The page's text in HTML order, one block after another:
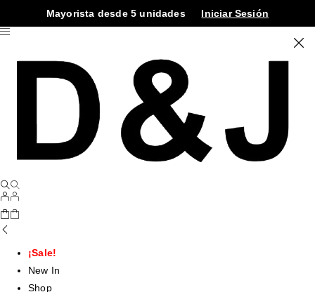
Mayorista desde 5 unidades Iniciar Sesión
¡Sale!
New In
Shop